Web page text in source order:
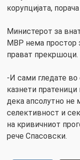
корупцијата,
Министерот за
МВР нема простор
прават прекршоци.
-И сами гледате
казнети
дека апсолутно не
селективност и
на кривичниот
рече Спасовски.